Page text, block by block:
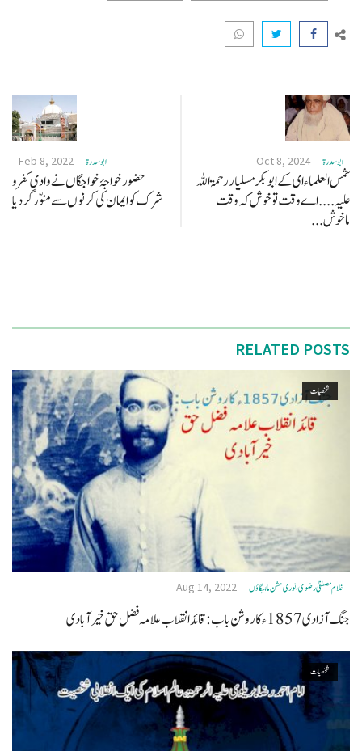
ابو سدرة Oct 8, 2024
شمس العلماء ای کے ابو بکر مسلیار رحمۃ اللہ
علیہ .... اے وقت تو خوش کہ وقت
ماخوش...
ابو سدرة Feb 8, 2022
حضور خواجۂ خواجگاں نے وادیِ کفر و
شرک کو ایمان کی کرنوں سے منوّر کر دیا
RELATED POSTS
شخصیات
غلام مصطفیٰ رضوی، نوری مشن مالیگاؤں Aug 14, 2022
جنگ آزادی 1857ء کا روشن باب: قائد انقلاب علامہ فضل حق خیرآبادی
شخصیات